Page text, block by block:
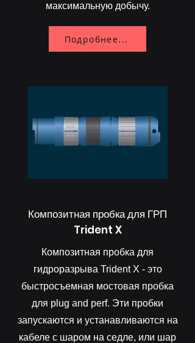
максимальную добычу.
Подробнее...
Композитная пробка для ГРП
Trident X
Композитная пробка для
гидроразрыва Trident X - это
быстросъемная мостовая пробка
для plug and perf. Эти пробки
запускаются и устанавливаются на
кабеле с шаром на седле, или шар